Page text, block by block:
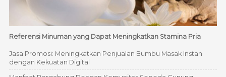
Referensi Minuman yang Dapat Meningkatkan Stamina Pria
Jasa Promosi: Meningkatkan Penjualan Bumbu Masak Instan
dengan Kekuatan Digital